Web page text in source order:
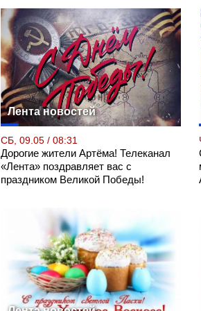
Лента новостей
СБ, 09.05 / 08:31
Дорогие жители Артёма! Телеканал
«Лента» поздравляет вас с
праздником Великой Победы!